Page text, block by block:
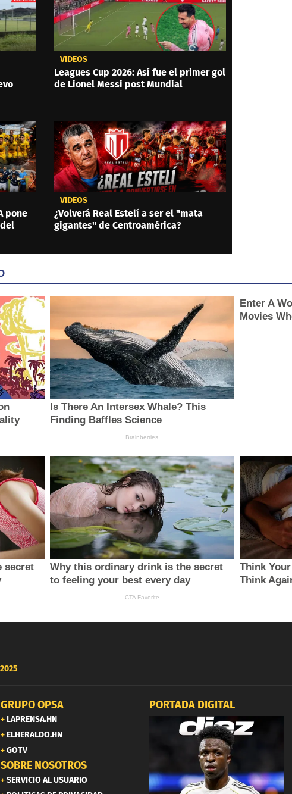
VIDEOS
Leagues Cup 2026: Así fue el primer gol
de Lionel Messi post Mundial
pone
VIDEOS
¿Volverá Real Estelí a ser el "mata
gigantes" de Centroamérica?
2025
GRUPO OPSA
LAPRENSA.HN
ELHERALDO.HN
GOTV
SOBRE NOSOTROS
SERVICIO AL USUARIO
PORTADA DIGITAL